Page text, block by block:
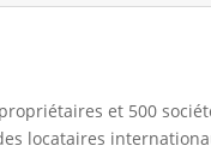
et 500
locataires